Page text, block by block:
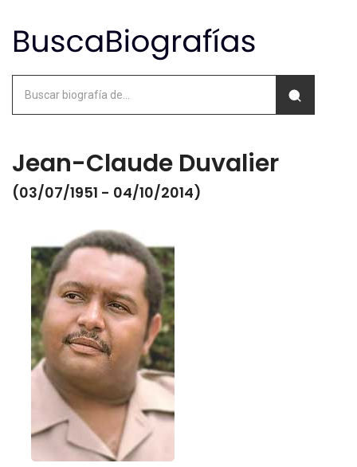
Jean-Claude Duvalier
(03/07/1951 - 04/10/2014)